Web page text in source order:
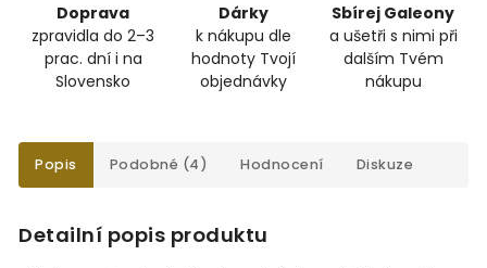
Doprava
zpravidla do 2–3
prac. dní i na
Slovensko
Dárky
k nákupu dle
hodnoty Tvojí
objednávky
Sbírej Galeony
a ušetři s nimi při
dalším Tvém
nákupu
Popis Podobné (4) Hodnocení Diskuze
Detailní popis produktu